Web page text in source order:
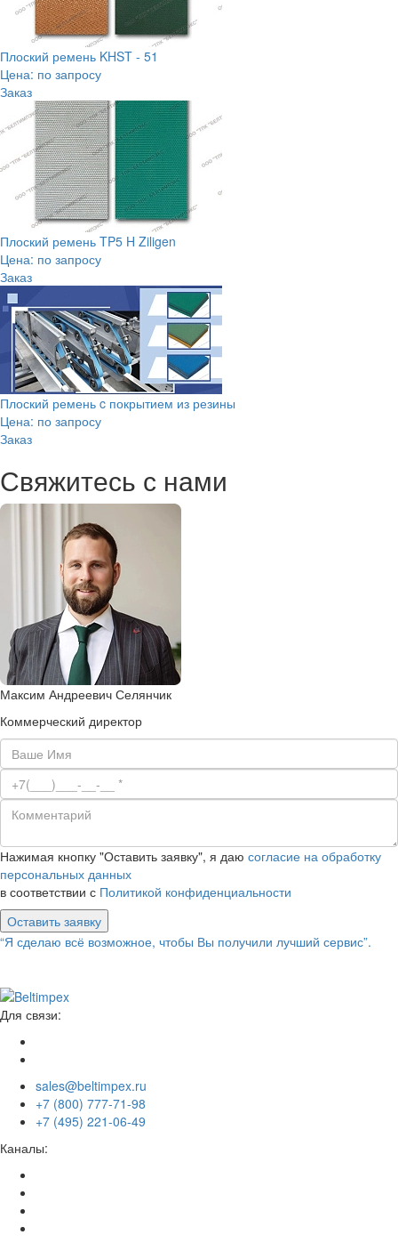
Плоский ремень KHST - 51
Цена: по запросу
Заказ
Плоский ремень TP5 H Ziligen
Цена: по запросу
Заказ
Плоский ремень c покрытием из резины
Цена: по запросу
Заказ
Свяжитесь с нами
Максим Андреевич Селянчик
Коммерческий директор
Нажимая кнопку "Оставить заявку", я даю согласие на обработку
персональных данных
в соответствии с Политикой конфиденциальности
Оставить заявку
“Я сделаю всё возможное, чтобы Вы получили лучший сервис”.
Для связи:
sales@beltimpex.ru
+7 (800) 777-71-98
+7 (495) 221-06-49
Каналы: